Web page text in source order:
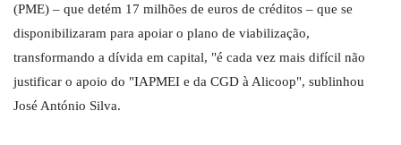
(PME) – que detém 17 milhões de euros de créditos – que se
disponibilizaram para apoiar o plano de viabilização,
transformando a dívida em capital, "é cada vez mais difícil não
justificar o apoio do "IAPMEI e da CGD à Alicoop", sublinhou
José António Silva.